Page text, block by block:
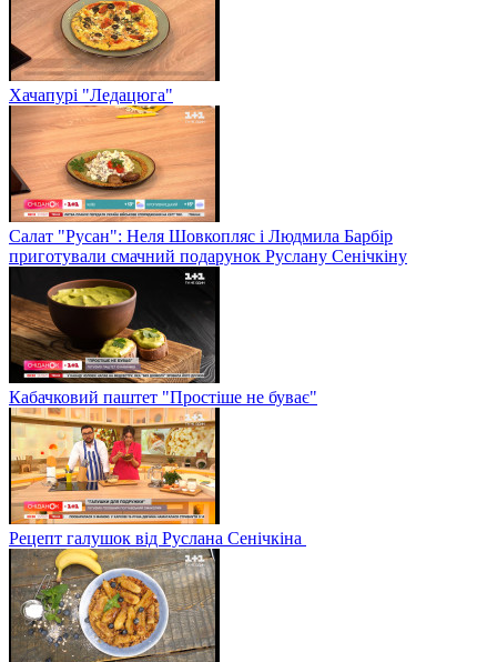
Хачапурі "Ледацюга"
Салат "Русан": Неля Шовкопляс і Людмила Барбір
приготували смачний подарунок Руслану Сенічкіну
Кабачковий паштет "Простіше не буває"
Рецепт галушок від Руслана Сенічкіна